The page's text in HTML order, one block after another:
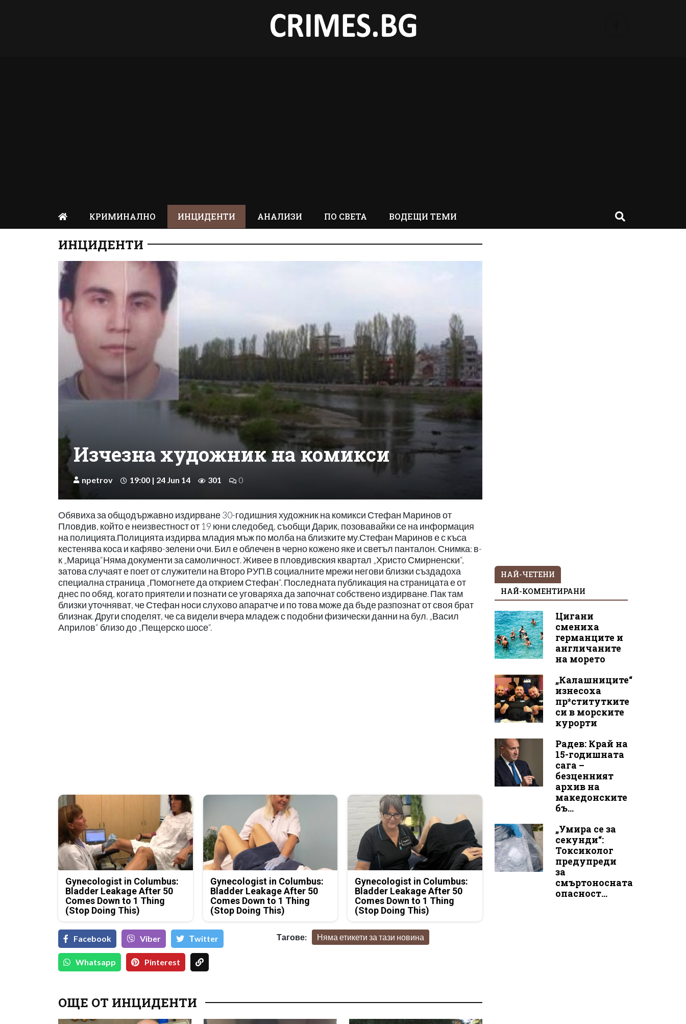
КРИМИНАЛНО ИНЦИДЕНТИ АНАЛИЗИ ПО СВЕТА ВОДЕЩИ ТЕМИ
ИНЦИДЕНТИ
Изчезна художник на комикси
npetrov 19:00 | 24 Jun 14 301 0
Обявиха за общодържавно издирване 30-годишния художник на комикси Стефан Маринов от
Пловдив, който е неизвестност от 19 юни следобед, съобщи Дарик, позовавайки се на информация
на полицията.Полицията издирва младия мъж по молба на близките му.Стефан Маринов е с къса
кестенява коса и кафяво-зелени очи. Бил е облечен в черно кожено яке и светъл панталон. Снимка: в-
к „Марица“Няма документи за самоличност. Живее в пловдивския квартал „Христо Смирненски“,
затова случаят е поет от служители на Второ РУП.В социалните мрежи негови близки създадоха
специална страница „Помогнете да открием Стефан“. Последната публикация на страницата е от
днес по обяд, когато приятели и познати се уговаряха да започнат собствено издирване. Пак там
близки уточняват, че Стефан носи слухово апаратче и по това може да бъде разпознат от своя брат
близнак. Други споделят, че са видели вчера младеж с подобни физически данни на бул. „Васил
Априлов“ близо до „Пещерско шосе“.
Gynecologist in Columbus:
Bladder Leakage After 50
Comes Down to 1 Thing
(Stop Doing This)
Gynecologist in Columbus:
Bladder Leakage After 50
Comes Down to 1 Thing
(Stop Doing This)
Gynecologist in Columbus:
Bladder Leakage After 50
Comes Down to 1 Thing
(Stop Doing This)
Facebook Viber Тwitter
Whatsapp Pinterest
Тагове: Няма етикети за тази новина
ОЩЕ ОТ ИНЦИДЕНТИ
НАЙ-ЧЕТЕНИ
НАЙ-КОМЕНТИРАНИ
Цигани
смениха
германците и
англичаните
на морето
„Калашниците“
изнесоха
пр*ститутките
си в морските
курорти
Радев: Край на
15-годишната
сага –
безценният
архив на
македонските
бъ...
„Умира се за
секунди“:
Токсиколог
предупреди
за
смъртоносната
опасност...